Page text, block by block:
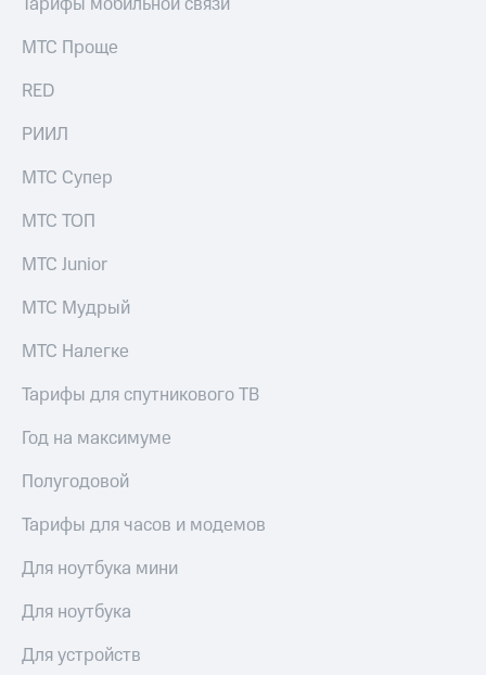
ТВ
с выгодным
тарифом
для дома
Домашний
ТВ
Спутниковое
в МТС
номером
Поддержка
и подписки
ТВ
приложение
Видеонаблюдение
мес
МТС
на гигабайты
интернета,
фильмы,
музыка
и многое
другое
Семейная
на тарифы,
подписки
МТС Проще
RED
РИИЛ
МТС Супер
МТС ТОП
МТС Junior
МТС Мудрый
МТС Налегке
Тарифы для спутникового ТВ
Год на максимуме
Полугодовой
Тарифы для часов и модемов
Для ноутбука мини
Для ноутбука
Для устройств